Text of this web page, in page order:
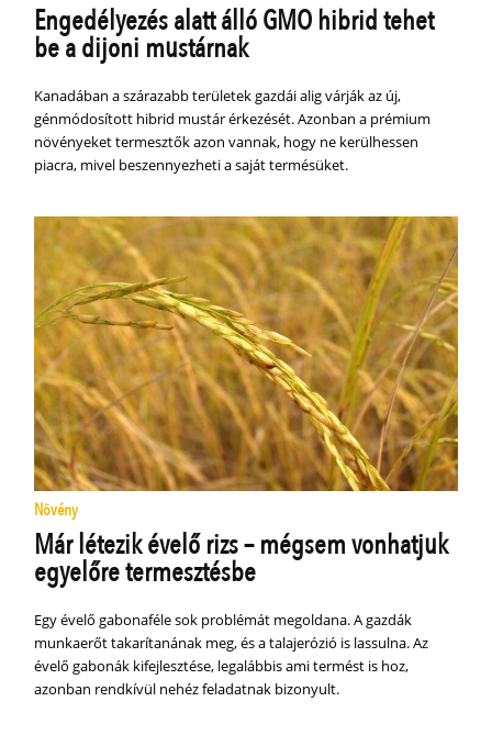
Engedélyezés alatt álló GMO hibrid tehet
be a dijoni mustárnak
Kanadában a szárazabb területek gazdái alig várják az új,
génmódosított hibrid mustár érkezését. Azonban a prémium
növényeket termesztők azon vannak, hogy ne kerülhessen
piacra, mivel beszennyezheti a saját termésüket.
Növény
Már létezik évelő rizs – mégsem vonhatjuk
egyelőre termesztésbe
Egy évelő gabonaféle sok problémát megoldana. A gazdák
munkaerőt takarítanának meg, és a talajerózió is lassulna. Az
évelő gabonák kifejlesztése, legalábbis ami termést is hoz,
azonban rendkívül nehéz feladatnak bizonyult.